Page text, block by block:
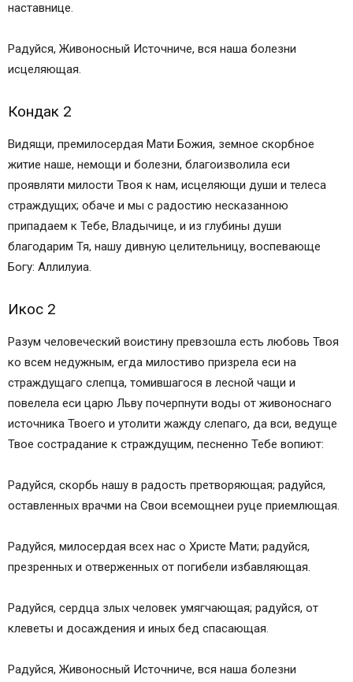
наставнице.
Радуйся, Живоносный Источниче, вся наша болезни
исцеляющая.
Кондак 2
Видящи, премилосердая Мати Божия, земное скорбное
житие наше, немощи и болезни, благоизволила еси
проявляти милости Твоя к нам, исцеляющи души и телеса
страждущих; обаче и мы с радостию несказанною
припадаем к Тебе, Владычице, и из глубины души
благодарим Тя, нашу дивную целительницу, воспевающе
Богу: Аллилуиа.
Икос 2
Разум человеческий воистину превзошла есть любовь Твоя
ко всем недужным, егда милостиво призрела еси на
страждущаго слепца, томившагося в лесной чащи и
повелела еси царю Льву почерпнути воды от живоноснаго
источника Твоего и утолити жажду слепаго, да вси, ведуще
Твое сострадание к страждущим, песненно Тебе вопиют:
Радуйся, скорбь нашу в радость претворяющая; радуйся,
оставленных врачми на Свои всемощнеи руце приемлющая.
Радуйся, милосердая всех нас о Христе Мати; радуйся,
презренных и отверженных от погибели избавляющая.
Радуйся, сердца злых человек умягчающая; радуйся, от
клеветы и досаждения и иных бед спасающая.
Радуйся, Живоносный Источниче, вся наша болезни